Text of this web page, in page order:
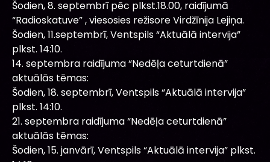
Šodien, 8. septembrī pēc plkst.18.00, raidījumā
“Radioskatuve” , viesosies režisore Virdžīnija Lejiņa.
Šodien, 11.septembrī, Ventspils “Aktuālā intervija”
plkst. 14:10.
14. septembra raidījuma “Nedēļa ceturtdienā”
aktuālās tēmas:
Šodien, 18. septembrī, Ventspils “Aktuālā intervija”
plkst. 14:10.
21. septembra raidījuma “Nedēļa ceturtdienā”
aktuālās tēmas:
Šodien, 15. janvārī, Ventspils “Aktuālā intervija” plkst.